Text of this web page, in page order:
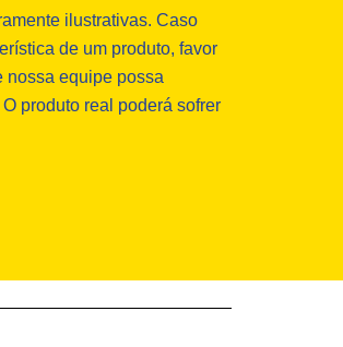
ilustrativas. Caso
de um produto, favor
nossa equipe possa
produto real poderá sofrer